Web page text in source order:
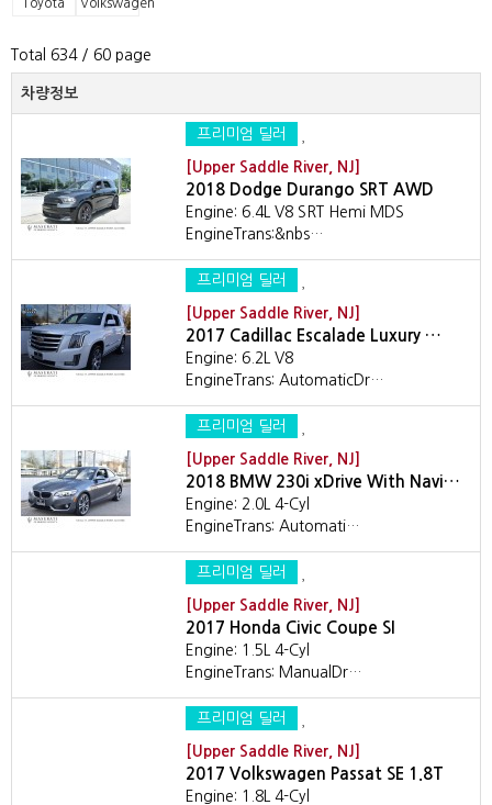
Toyota Volkswagen
Total 634/ 60 page
차량정보
프리미엄 딜러
[Upper Saddle River, NJ]
2018 Dodge Durango SRT AWD
Engine: 6.4L V8 SRT Hemi MDS
EngineTrans:&nbs…
프리미엄 딜러
[Upper Saddle River, NJ]
2017 Cadillac Escalade Luxury …
Engine: 6.2L V8
EngineTrans: AutomaticDr…
프리미엄 딜러
[Upper Saddle River, NJ]
2018 BMW 230i xDrive With Navi…
Engine: 2.0L 4-Cyl
EngineTrans: Automati…
프리미엄 딜러
[Upper Saddle River, NJ]
2017 Honda Civic Coupe SI
Engine: 1.5L 4-Cyl
EngineTrans: ManualDr…
프리미엄 딜러
[Upper Saddle River, NJ]
2017 Volkswagen Passat SE 1.8T
Engine: 1.8L 4-Cyl